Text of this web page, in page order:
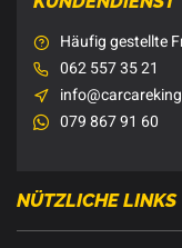
Häufig gestellte
062 557 35 21
079 867 91 60
NÜTZLICHE LINKS